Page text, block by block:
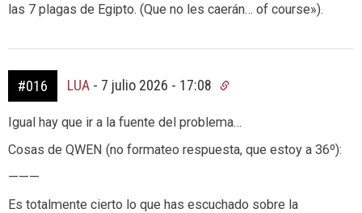
las 7 plagas de Egipto. (Que no les caerán… of course»).
#016 LUA - 7 julio 2026 - 17:08
Igual hay que ir a la fuente del problema…
Cosas de QWEN (no formateo respuesta, que estoy a 36º):
———
Es totalmente cierto lo que has escuchado sobre la